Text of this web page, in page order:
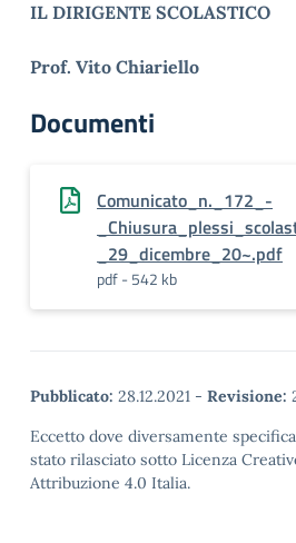
IL DIRIGENTE SCOLASTICO
Prof. Vito Chiariello
Documenti
Comunicato_n._172_-
_29_dicembre_20~.pdf
pdf - 542 kb
Pubblicato: 28.12.2021 - Revisione:
Eccetto dove diversamente
stato rilasciato sotto Licenza
Attribuzione 4.0 Italia.